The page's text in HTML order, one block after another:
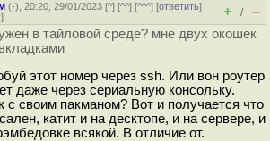
(-), 20:20, 29/01/2023 [^] [^^] [^^^] [ответить]
] + / –
в тайловой среде? мне двух окошек
этот номер через ssh. Или вон роутер
даже через сериальную консольку.
своим пакманом? Вот и получается что
катит и на десктопе, и на сервере, и
всякой. В отличие от.